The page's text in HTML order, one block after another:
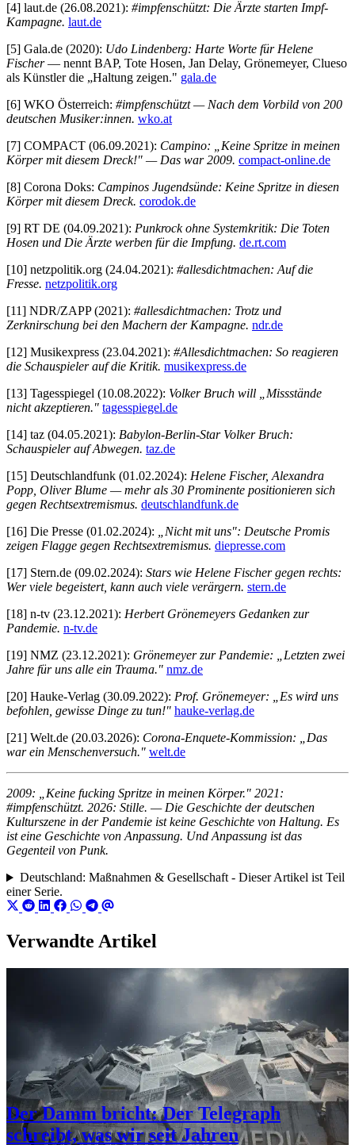
[4] laut.de (26.08.2021): #impfenschützt: Die Ärzte starten Impf-
Kampagne. laut.de
[5] Gala.de (2020): Udo Lindenberg: Harte Worte für Helene
Fischer— nennt BAP, Tote Hosen, Jan Delay, Grönemeyer, Clueso
als Künstler die „Haltung zeigen." gala.de
[6] WKO Österreich: #impfenschützt — Nach dem Vorbild von 200
deutschen Musiker:innen. wko.at
[7] COMPACT (06.09.2021): Campino: „Keine Spritze in meinen
Körper mit diesem Dreck!" — Das war 2009. compact-online.de
[8] Corona Doks: Campinos Jugendsünde: Keine Spritze in diesen
Körper mit diesem Dreck. corodok.de
[9] RT DE (04.09.2021): Punkrock ohne Systemkritik: Die Toten
Hosen und Die Ärzte werben für die Impfung. de.rt.com
[10] netzpolitik.org (24.04.2021): #allesdichtmachen: Auf die
Fresse. netzpolitik.org
[11] NDR/ZAPP (2021): #allesdichtmachen: Trotz und
Zerknirschung bei den Machern der Kampagne. ndr.de
[12] Musikexpress (23.04.2021): #Allesdichtmachen: So reagieren
die Schauspieler auf die Kritik. musikexpress.de
[13] Tagesspiegel (10.08.2022): Volker Bruch will „Missstände
nicht akzeptieren." tagesspiegel.de
[14] taz (04.05.2021): Babylon-Berlin-Star Volker Bruch:
Schauspieler auf Abwegen. taz.de
[15] Deutschlandfunk (01.02.2024): Helene Fischer, Alexandra
Popp, Oliver Blume — mehr als 30 Prominente positionieren sich
gegen Rechtsextremismus. deutschlandfunk.de
[16] Die Presse (01.02.2024):
„Nicht mit uns": Deutsche Promis
zeigen Flagge gegen Rechtsextremismus. diepresse.com
[17] Stern.de (09.02.2024): Stars wie Helene Fischer gegen rechts:
Wer viele begeistert, kann auch viele verärgern. stern.de
[18] n-tv (23.12.2021): Herbert Grönemeyers Gedanken zur
Pandemie. n-tv.de
[19] NMZ (23.12.2021): Grönemeyer zur Pandemie: „Letzten zwei
Jahre für uns alle ein Trauma." nmz.de
[20] Hauke-Verlag (30.09.2022): Prof. Grönemeyer: „Es wird uns
befohlen, gewisse Dinge zu tun!" hauke-verlag.de
[21] Welt.de (20.03.2026): Corona-Enquete-Kommission: „Das
war ein Menschenversuch." welt.de
2009: „Keine fucking Spritze in meinen Körper." 2021:
#impfenschützt. 2026: Stille. — Die Geschichte der deutschen
Kulturszene in der Pandemie ist keine Geschichte von Haltung. Es
ist eine Geschichte von Anpassung. Und Anpassung ist das
Gegenteil von Punk.
Deutschland: Maßnahmen & Gesellschaft - Dieser Artikel ist Teil
einer Serie.
Verwandte Artikel
Der Damm bricht: Der Telegraph
schreibt, was wir seit Jahren